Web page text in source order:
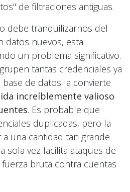
de filtraciones antiguas.
debe tranquilizarnos del
datos nuevos, esta
un problema significativo.
tantas credenciales ya
de datos la convierte
increíblemente valioso
. Es probable que
duplicadas, pero la
una cantidad tan grande
sola vez facilita ataques de
bruta contra cuentas